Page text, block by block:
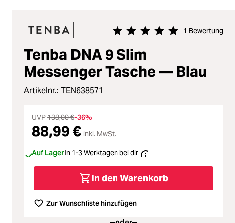
1 Bewertung
Tenba DNA 9 Slim
Messenger Tasche — Blau
Artikelnr.: TEN638571
UVP138,00 €-36%
88,99 € inkl. MwSt.
Auf LagerIn 1-3 Werktagen bei dir
In den Warenkorb
Zur Wunschliste hinzufügen